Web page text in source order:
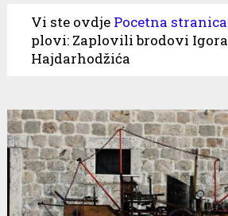
Vi ste ovdje Pocetna stranica
plovi: Zaplovili brodovi Igora
Hajdarhodžića